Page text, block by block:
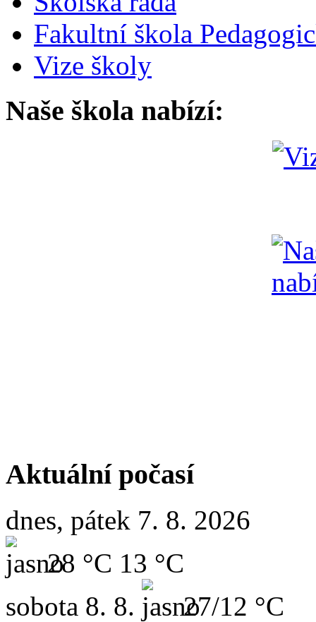
Fakultní škola
Vize školy
Naše škola nabízí:
Aktuální počasí
dnes, pátek 7. 8. 2026
28 °C 13 °C
sobota 8. 8.
27/12 °C